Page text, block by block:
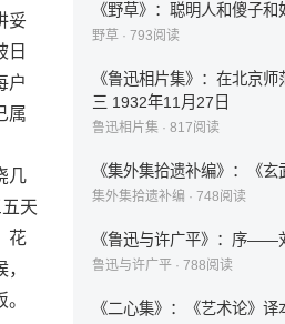
妥
日
户
属
几
天
花
《野草》：聪明人和傻子和
野草 · 793阅读
《鲁迅相片集》：在北京
三 1932年11月27日
鲁迅相片集 · 817阅读
《集外集拾遗补编》：《
集外集拾遗补编 · 748阅读
《鲁迅与许广平》：序——
鲁迅与许广平 · 788阅读
《二心集》：《艺术论》译